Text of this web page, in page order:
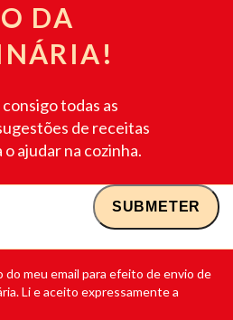
DA
todas as
de receitas
ajudar na cozinha.
meu email para efeito de envio de
Li e aceito expressamente a